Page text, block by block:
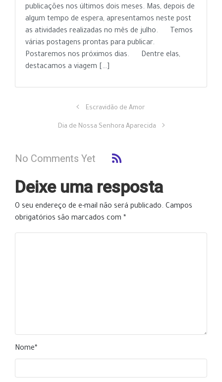
publicações nos últimos dois meses. Mas, depois de
algum tempo de espera, apresentamos neste post
as atividades realizadas no mês de julho. Temos
várias postagens prontas para publicar.
Postaremos nos próximos dias. Dentre elas,
destacamos a viagem […]
Escravidão de Amor
Dia de Nossa Senhora Aparecida
No Comments Yet
Deixe uma resposta
O seu endereço de e-mail não será publicado. Campos
obrigatórios são marcados com *
Nome*